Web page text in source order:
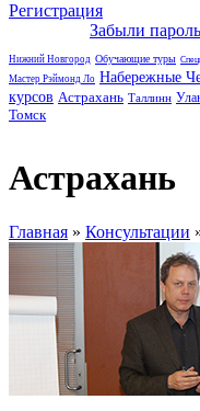
Регистрация
Забыли
Нижний Новгород Обучающие туры
Мастер Рэймонд Ло Набережные
курсов Астрахань Таллинн
Томск
Астрахань
Главная » Консультации